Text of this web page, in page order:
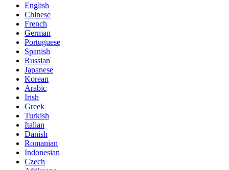
English
Chinese
French
German
Portuguese
Spanish
Russian
Japanese
Korean
Arabic
Irish
Greek
Turkish
Italian
Danish
Romanian
Indonesian
Czech